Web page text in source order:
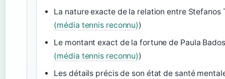
La nature exacte de la relation entre Stefanos
(média tennis reconnu))
Le montant exact de la fortune de Paula
(média tennis reconnu))
Les détails précis de son état de santé